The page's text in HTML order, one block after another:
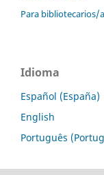
Para bibliotecarios/
Idioma
Español (España)
English
Português